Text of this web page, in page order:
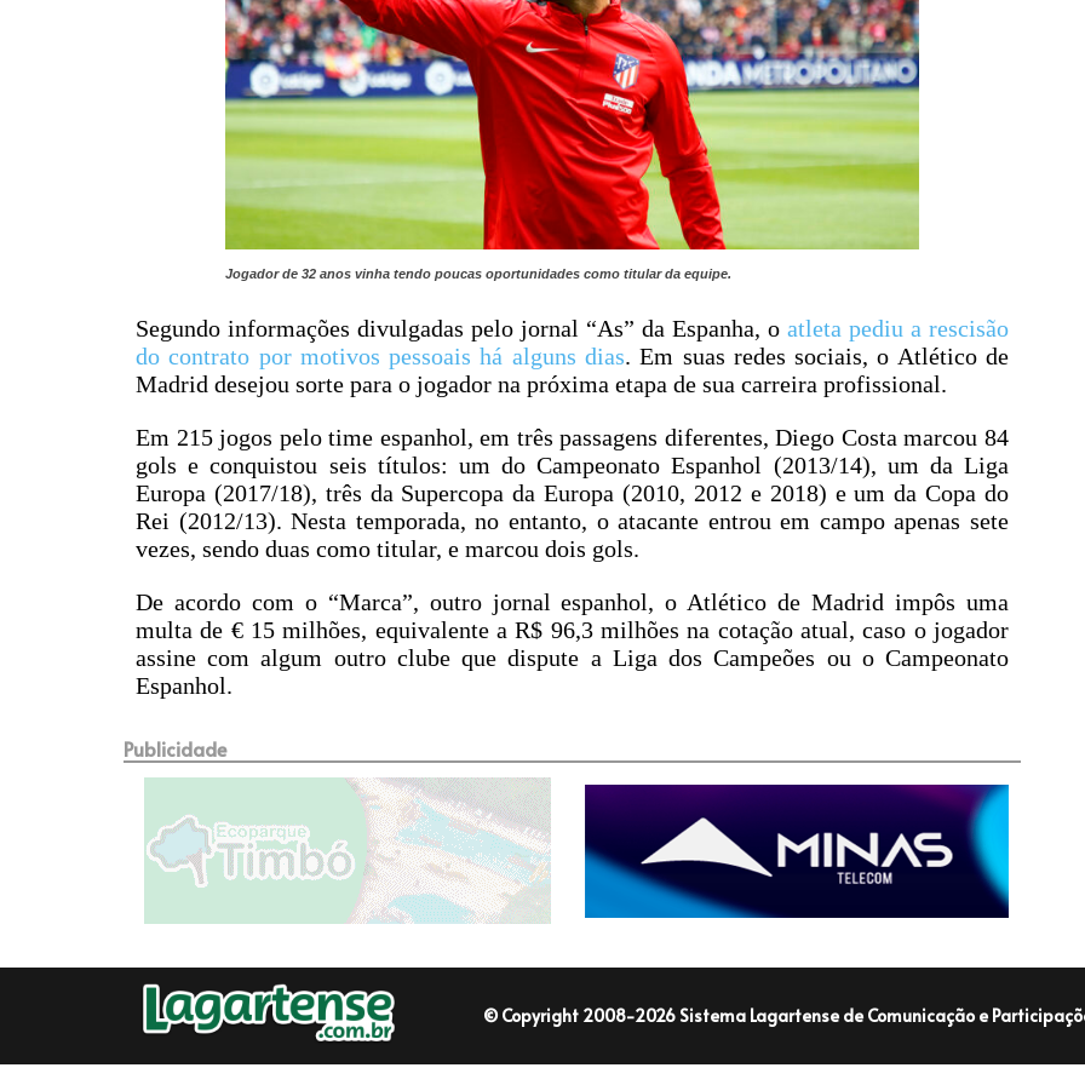
Jogador de 32 anos vinha tendo poucas oportunidades como titular da equipe.
Segundo informações divulgadas pelo jornal “As” da Espanha, o atleta pediu a rescisão
do contrato por motivos pessoais há alguns dias. Em suas redes sociais, o Atlético de
Madrid desejou sorte para o jogador na próxima etapa de sua carreira profissional.
Em 215 jogos pelo time espanhol, em três passagens diferentes, Diego Costa marcou 84
gols e conquistou seis títulos: um do Campeonato Espanhol (2013/14), um da Liga
Europa (2017/18), três da Supercopa da Europa (2010, 2012 e 2018) e um da Copa do
Rei (2012/13). Nesta temporada, no entanto, o atacante entrou em campo apenas sete
vezes, sendo duas como titular, e marcou dois gols.
De acordo com o “Marca”, outro jornal espanhol, o Atlético de Madrid impôs uma
multa de € 15 milhões, equivalente a R$ 96,3 milhões na cotação atual, caso o jogador
assine com algum outro clube que dispute a Liga dos Campeões ou o Campeonato
Espanhol.
Publicidade
© Copyright 2008-2026 Sistema Lagartense de Comunicação e